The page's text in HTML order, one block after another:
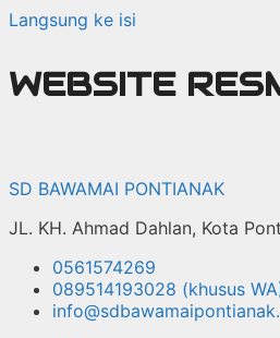
Langsung ke isi
WEBSITE
SD BAWAMAI PONTIANAK
JL. KH. Ahmad Dahlan, Kota
0561574269
089514193028 (khusus